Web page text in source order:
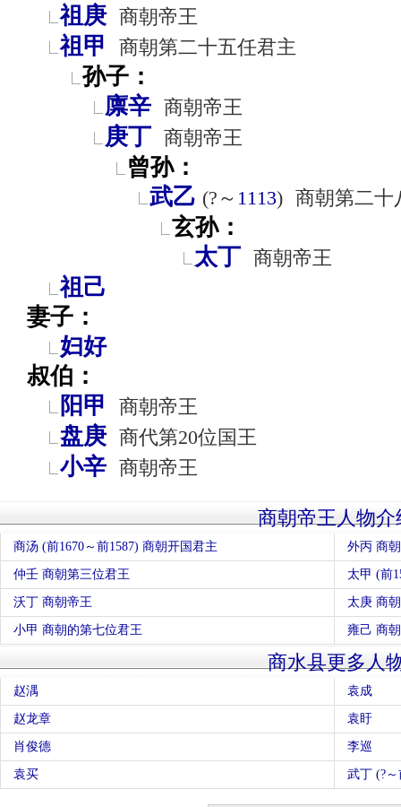
祖庚 商朝帝王
祖甲 商朝第二十五任君主
孙子：
廪辛 商朝帝王
庚丁 商朝帝王
曾孙：
武乙 (?～ 1113) 商朝第二十
玄孙：
太丁 商朝帝王
祖己
妻子：
妇好
叔伯：
阳甲
商朝帝王
盘庚 商代第20位国王
小辛 商朝帝王
商朝帝王人物介
商汤 (前1670～前1587) 商朝开国君主 外丙 商
仲壬 商朝第三位君王 太甲 (前
沃丁 商朝帝王 太庚 商
小甲 商朝的第七位君王 雍己 商
商水县更多人
赵湡 袁成
赵龙章 袁盱
肖俊德 李巡
袁买 武丁 (?